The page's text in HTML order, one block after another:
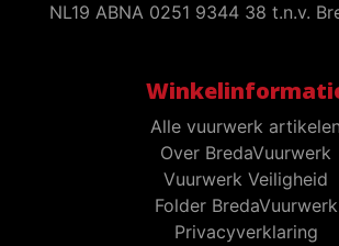
NL19 ABNA 0251 9344 38 t.n.v.
Alle vuurwerk artikelen
Over BredaVuurwerk
Vuurwerk Veiligheid
Folder BredaVuurwerk
Privacyverklaring